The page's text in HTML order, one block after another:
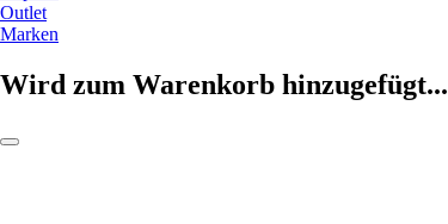
Outlet
Marken
Wird zum Warenkorb hinzugefügt...